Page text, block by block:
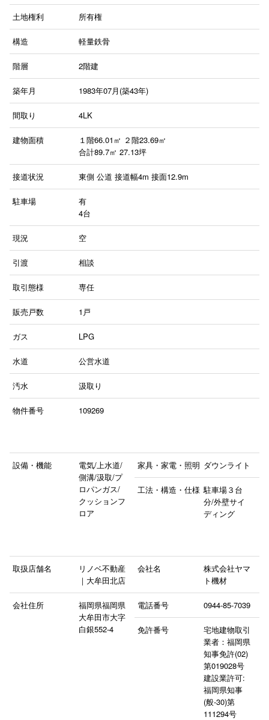
土地権利 所有権
構造 軽量鉄骨
階層 2階建
築年月 1983年07月(築43年)
間取り 4LK
建物面積 １階66.01㎡ ２階23.69㎡
合計89.7㎡ 27.13坪
接道状況 東側 公道 接道幅4m 接面12.9m
駐車場
有
4台
現況 空
引渡 相談
取引態様 専任
販売戸数 1戸
ガス LPG
水道 公営水道
汚水 汲取り
物件番号 109269
設備・機能
電気/上水道/
側溝/汲取/プ
ロパンガス/
クッションフ
ロア
家具・家電・照明 ダウンライト
工法・構造・仕様 駐車場３台
分/外壁サイ
ディング
取扱店舗名
リノベ不動産
｜大牟田北店
会社名
株式会社ヤマ
ト機材
会社住所
福岡県福岡県
大牟田市大字
白銀552‐4
電話番号 0944-85-7039
免許番号
宅地建物取引
業者：福岡県
知事免許(02)
第019028号
建設業許可:
福岡県知事
(般-30)第
111294号